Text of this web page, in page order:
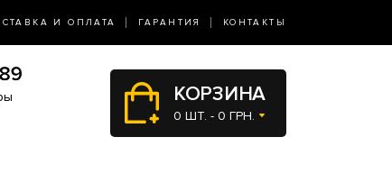
И ОПЛАТА ГАРАНТИЯ КОНТАКТЫ
КОРЗИНА
0 ШТ. - 0 ГРН.